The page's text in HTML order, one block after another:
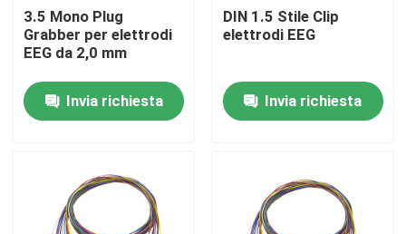
Prodotti
3.5 Mono Plug
Grabber per elettrodi
EEG da 2,0 mm
Invia richiesta
DIN 1.5 Stile Clip
elettrodi EEG
Invia richiesta